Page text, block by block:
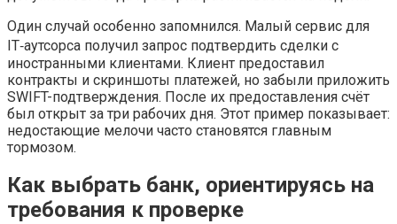
Один случай особенно запомнился. Малый сервис для
IT‑аутсорса получил запрос подтвердить сделки с
иностранными клиентами. Клиент предоставил
контракты и скриншоты платежей, но забыли приложить
SWIFT-подтверждения. После их предоставления счёт
был открыт за три рабочих дня. Этот пример показывает:
недостающие мелочи часто становятся главным
тормозом.
Как выбрать банк, ориентируясь на
требования к проверке